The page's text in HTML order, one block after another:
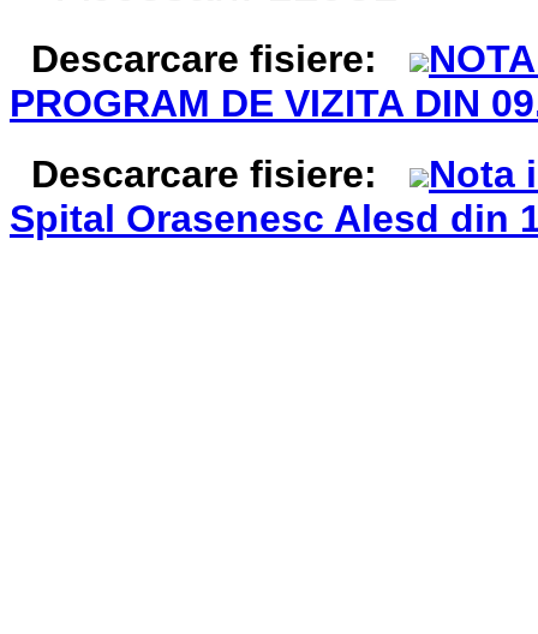
Descarcare fisiere:
PROGRAM DE VIZITA DIN
Descarcare fisiere:
Nota
Spital Orasenesc Alesd din